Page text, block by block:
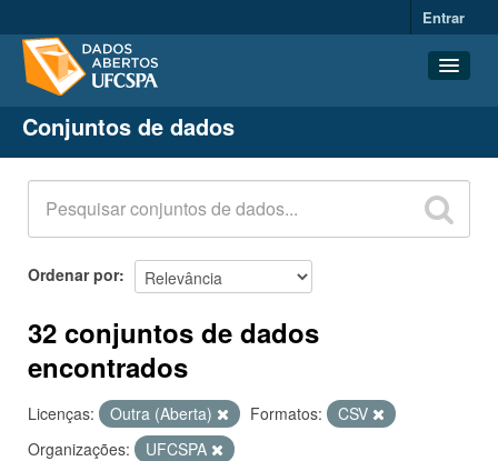
Entrar
Conjuntos de dados
Organizações
Grupos
Sobre
Conjuntos de dados
Ordenar por
32 conjuntos de dados
encontrados
Licenças: Outra (Aberta) Formatos:
CSV
Organizações:
UFCSPA